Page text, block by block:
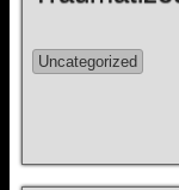
Uncategorized